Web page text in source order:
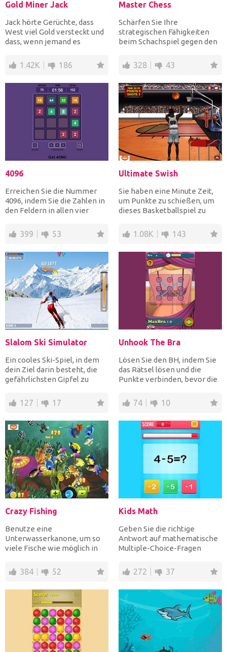
Gold Miner Jack
Jack hörte Gerüchte, dass
West viel Gold versteckt und
dass, wenn jemand es
1.42K 186
Master Chess
Schärfen Sie Ihre
strategischen Fähigkeiten
beim Schachspiel gegen den
Freund....
328 43
4096
Erreichen Sie die Nummer
4096, indem Sie die Zahlen in
den Feldern in allen vier
399 53
Ultimate Swish
Sie haben eine Minute Zeit,
um Punkte zu schießen, um
dieses Basketballspiel zu
1.08K 143
Slalom Ski Simulator
Ein cooles Ski-Spiel, in dem
dein Ziel darin besteht, die
gefährlichsten Gipfel zu
127 17
Unhook The Bra
Lösen Sie den BH, indem Sie
das Rätsel lösen und die
Punkte verbinden, bevor die
74 10
Crazy Fishing
Benutze eine
Unterwasserkanone, um so
viele Fische wie möglich in
schießen,...
384 52
Kids Math
Geben Sie die richtige
Antwort auf mathematische
Multiple-Choice-Fragen
sammel...
272 37